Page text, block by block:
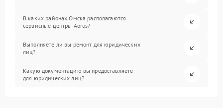
В каких районах Омска располагаются
сервисные центры Aorus?
Выполняете ли вы ремонт для юридических
лиц?
Какую документацию вы предоставляете
для юридических лиц?